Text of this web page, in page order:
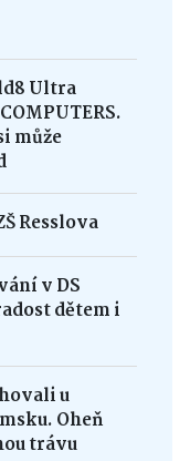
Ultra
může
Resslova
v DS
dětem i
u
Oheň
trávu